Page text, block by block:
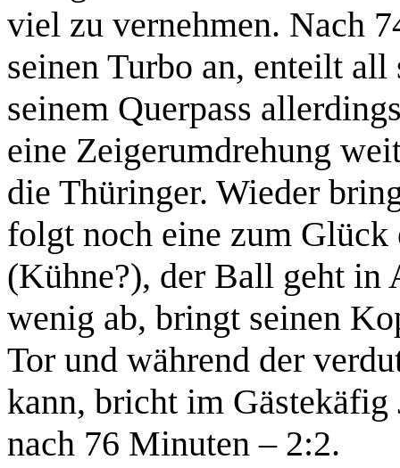
viel zu vernehmen. Nach
seinen Turbo an, enteilt
seinem Querpass
eine Zeigerumdrehung
die Thüringer. Wieder
folgt noch eine zum
(Kühne?), der Ball geht in
wenig ab, bringt seinen
Tor und während der
kann, bricht im
nach 76 Minuten – 2:2.